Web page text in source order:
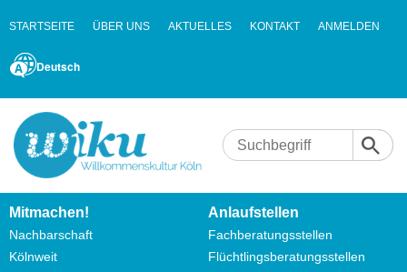
STARTSEITE ÜBER UNS AKTUELLES KONTAKT ANMELDEN
Deutsch
Mitmachen!
Nachbarschaft
Kölnweit
Anlaufstellen
Fachberatungsstellen
Flüchtlingsberatungsstellen